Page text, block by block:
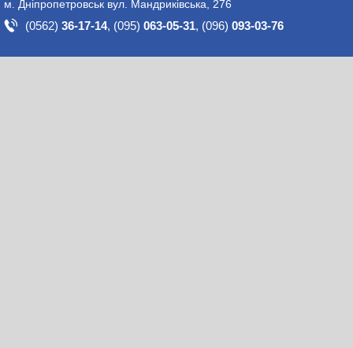
м. Дніпропетровськ вул. Мандриківська, 276
(0562) 36-17-14, (095) 063-05-31, (096) 093-03-76